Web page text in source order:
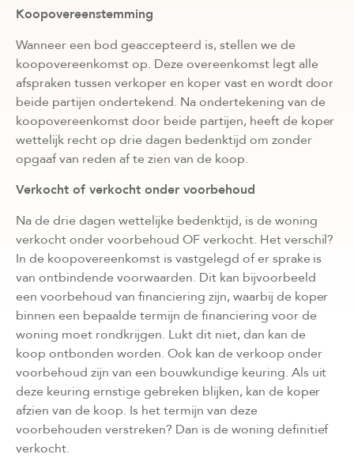
Koopovereenstemming
Wanneer een bod geaccepteerd is, stellen we de
koopovereenkomst op. Deze overeenkomst legt alle
afspraken tussen verkoper en koper vast en wordt door
beide partijen ondertekend. Na ondertekening van de
koopovereenkomst door beide partijen, heeft de koper
wettelijk recht op drie dagen bedenktijd om zonder
opgaaf van reden af te zien van de koop.
Verkocht of verkocht onder voorbehoud
Na de drie dagen wettelijke bedenktijd, is de woning
verkocht onder voorbehoud OF verkocht. Het verschil?
In de koopovereenkomst is vastgelegd of er sprake is
van ontbindende voorwaarden. Dit kan bijvoorbeeld
een voorbehoud van financiering zijn, waarbij de koper
binnen een bepaalde termijn de financiering voor de
woning moet rondkrijgen. Lukt dit niet, dan kan de
koop ontbonden worden. Ook kan de verkoop onder
voorbehoud zijn van een bouwkundige keuring. Als uit
deze keuring ernstige gebreken blijken, kan de koper
afzien van de koop. Is het termijn van deze
voorbehouden verstreken? Dan is de woning definitief
verkocht.